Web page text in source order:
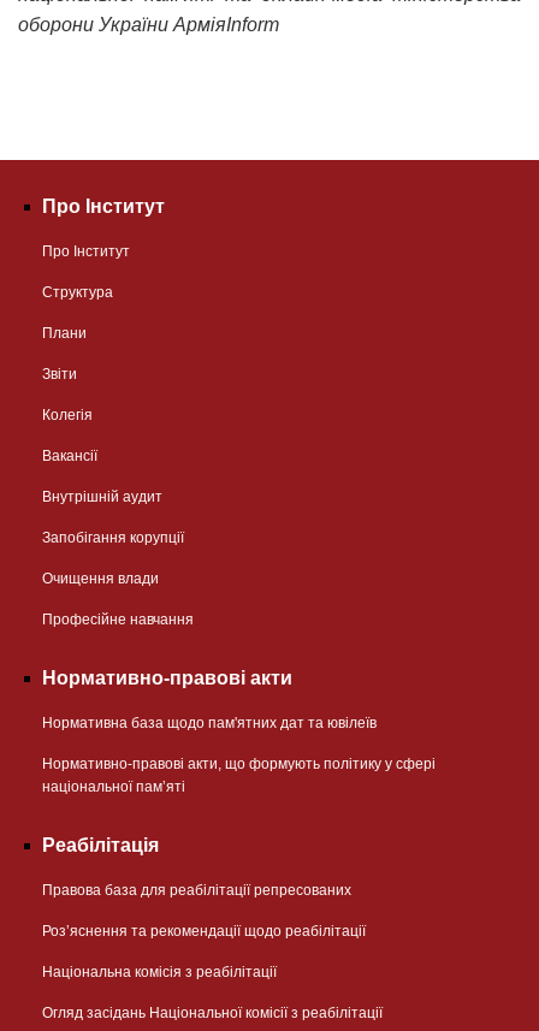
оборони України АрміяInform
Про Інститут
Про Інститут
Структура
Плани
Звіти
Колегія
Вакансії
Внутрішній аудит
Запобігання корупції
Очищення влади
Професійне навчання
Нормативно-правові акти
Нормативна база щодо пам'ятних дат та ювілеїв
Нормативно-правові акти, що формують політику у сфері
національної памʼяті
Реабілітація
Правова база для реабілітації репресованих
Розʼяснення та рекомендації щодо реабілітації
Національна комісія з реабілітації
Огляд засідань Національної комісії з реабілітації